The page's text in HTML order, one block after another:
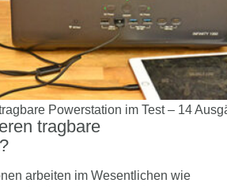
Powerstation im Test – 14
tragbare
arbeiten im Wesentlichen wie